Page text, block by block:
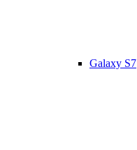
Galaxy S7